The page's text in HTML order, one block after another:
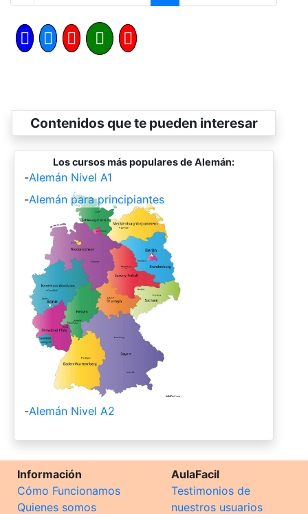
Contenidos que te pueden interesar
Los cursos más populares de Alemán:
-Alemán Nivel A1
-Alemán para principiantes
-Alemán Nivel A2
Información
Cómo Funcionamos
Quienes somos
AulaFacil
Testimonios de
nuestros usuarios